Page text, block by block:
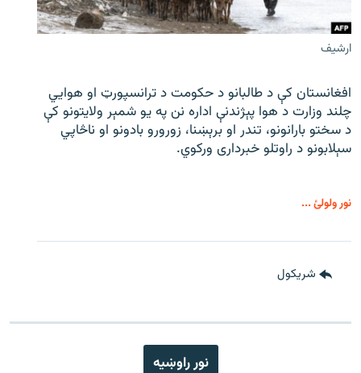
ارشیف
افغانستان کې د طالبانو د حکومت د ترانسپورټ او هوايي
چلند وزارت د هوا پېژندنې اداره نن په یو شمېر ولایتونو کې
د سختو بارانونو، تندر او برېښنا، زورورو بادونو او ناڅاپي
سېلابونو د راوتلو خبرداری ورکوي.
نور ولولئ ...
شريکول
نور راوښيه